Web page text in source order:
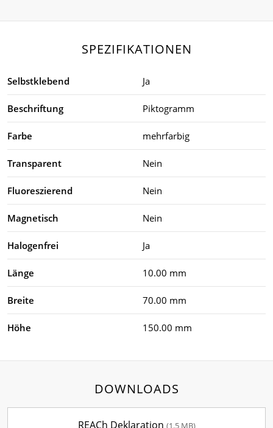
SPEZIFIKATIONEN
Selbstklebend Ja
Beschriftung Piktogramm
Farbe mehrfarbig
Transparent Nein
Fluoreszierend Nein
Magnetisch Nein
Halogenfrei Ja
Länge 10.00 mm
Breite 70.00 mm
Höhe 150.00 mm
DOWNLOADS
REACh Deklaration (1.5 MB)